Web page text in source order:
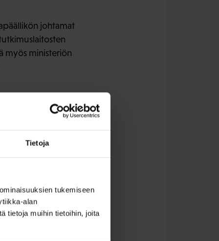
Tietoja
tukemiseen
alan
tietoja muihin tietoihin, joita
johtamat
myös ministeriön
tulee
olosuhteet.
ovat
keskeiset
käytännön
arvioiden